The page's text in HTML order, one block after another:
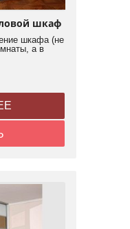
шкаф
шкафа (не
а в